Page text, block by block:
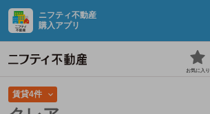
ニフティ不動産
購入アプリ
お気に入り
賃貸4件